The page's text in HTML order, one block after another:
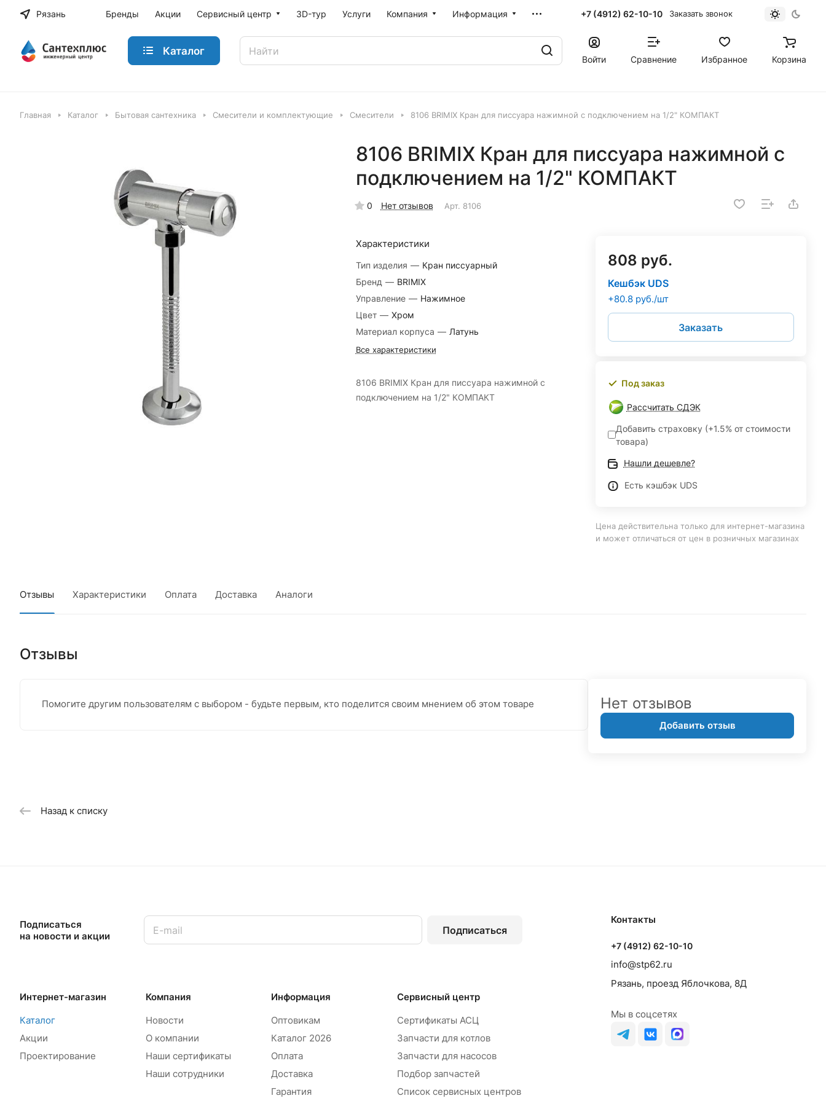
Рязань Бренды Акции Сервисный центр 3D-тур Услуги Компания Информация +7 (4912) 62-10-10 Заказать звонок
Каталог
Войти Сравнение Избранное Корзина
Главная Каталог Бытовая сантехника Смесители и комплектующие Смесители 8106 BRIMIX Кран для писсуара нажимной с подключением на 1/2" КОМПАКТ
8106 BRIMIX Кран для писсуара нажимной с
подключением на 1/2" КОМПАКТ
0 Нет отзывов Арт. 8106
Характеристики
Тип изделия — Кран писсуарный
Бренд — BRIMIX
Управление — Нажимное
Цвет — Хром
Материал корпуса — Латунь
Все характеристики
8106 BRIMIX Кран для писсуара нажимной с
подключением на 1/2" КОМПАКТ
808 руб.
Кешбэк UDS
+80.8 руб./шт
Заказать
Под заказ
Рассчитать СДЭК
Добавить страховку (+1.5% от стоимости
товара)
Нашли дешевле?
Есть кэшбэк UDS
Цена действительна только для интернет-магазина
и может отличаться от цен в розничных магазинах
Отзывы Характеристики Оплата Доставка Аналоги
Отзывы
Помогите другим пользователям с выбором - будьте первым, кто поделится своим мнением об этом товаре Нет отзывов
Добавить отзыв
Назад к списку
Подписаться
на новости и акции
Подписаться
Интернет-магазин
Каталог
Акции
Проектирование
Компания
Новости
О компании
Наши сертификаты
Наши сотрудники
Информация
Оптовикам
Каталог 2026
Оплата
Доставка
Гарантия
Сервисный центр
Сертификаты АСЦ
Запчасти для котлов
Запчасти для насосов
Подбор запчастей
Список сервисных центров
Контакты
+7 (4912) 62-10-10
info@stp62.ru
Рязань, проезд Яблочкова, 8Д
Мы в соцсетях